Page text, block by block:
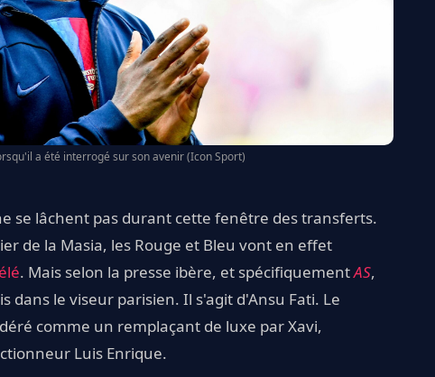
a été interrogé sur son avenir (Icon Sport)
se lâchent pas durant cette fenêtre des transferts.
de la Masia, les Rouge et Bleu vont en effet
. Mais selon la presse ibère, et spécifiquementAS,
le viseur parisien. Il s'agit d'Ansu Fati. Le
comme un remplaçant de luxe par Xavi,
Luis Enrique.